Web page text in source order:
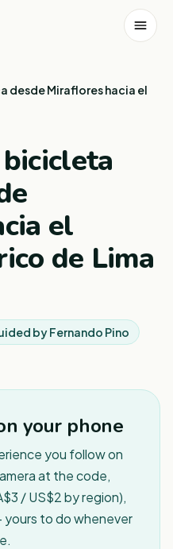
desde Miraflores hacia el
el
de Lima
byFernando Pino
your phone
you follow on
at the code,
/ US$2 by region),
to do whenever